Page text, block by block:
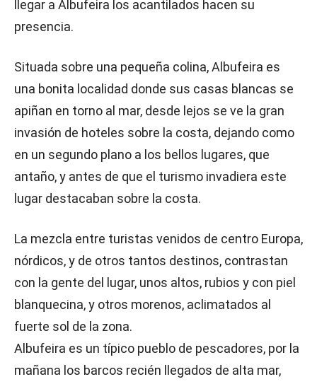
llegar a Albufeira los acantilados hacen su
presencia.
Situada sobre una pequeña colina, Albufeira es
una bonita localidad donde sus casas blancas se
apiñan en torno al mar, desde lejos se ve la gran
invasión de hoteles sobre la costa, dejando como
en un segundo plano a los bellos lugares, que
antaño, y antes de que el turismo invadiera este
lugar destacaban sobre la costa.
La mezcla entre turistas venidos de centro Europa,
nórdicos, y de otros tantos destinos, contrastan
con la gente del lugar, unos altos, rubios y con piel
blanquecina, y otros morenos, aclimatados al
fuerte sol de la zona.
Albufeira es un típico pueblo de pescadores, por la
mañana los barcos recién llegados de alta mar,